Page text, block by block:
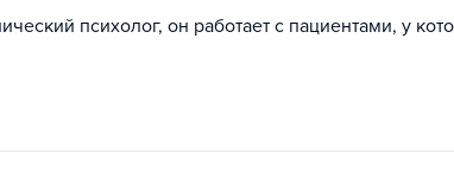
психолог, он работает с пациентами, у